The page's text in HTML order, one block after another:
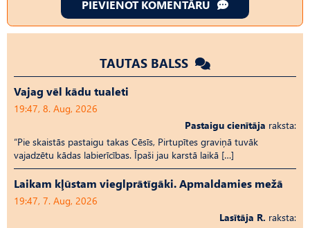
PIEVIENOT KOMENTĀRU
TAUTAS BALSS
Vajag vēl kādu tualeti
19:47, 8. Aug, 2026
Pastaigu cienītāja raksta:
“Pie skaistās pastaigu takas Cēsīs, Pirtupītes graviņā tuvāk
vajadzētu kādas labierīcības. Īpaši jau karstā laikā […]
Laikam kļūstam vieglprātīgāki. Apmaldamies mežā
19:47, 7. Aug, 2026
Lasītāja R. raksta: